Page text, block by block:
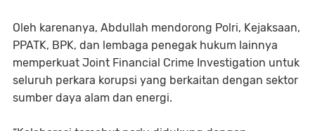
Oleh karenanya, Abdullah mendorong Polri, Kejaksaan,
PPATK, BPK, dan lembaga penegak hukum lainnya
memperkuat Joint Financial Crime Investigation untuk
seluruh perkara korupsi yang berkaitan dengan sektor
sumber daya alam dan energi.